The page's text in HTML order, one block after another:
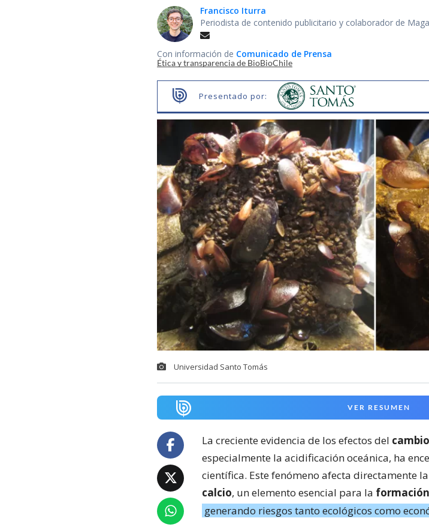
Francisco Iturra
Periodista de contenido publicitario y colaborador de
Con información de Comunicado de Prensa
Ética y transparencia de BioBioChile
Presentado por:
Universidad Santo Tomás
VER RESUMEN
La creciente evidencia de los efectos del
especialmente la acidificación oceánica, ha
científica. Este fenómeno afecta directamente
calcio, un elemento esencial para la
generando riesgos tanto ecológicos como